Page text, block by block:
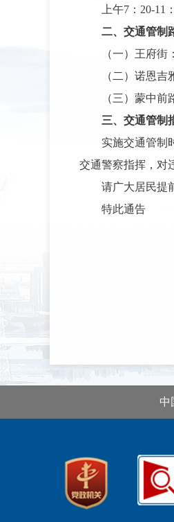
上午7：20-11
二、交通管制
（一）王府街
（二）诺恩吉
（三）蒙中前
三、交通管制
实施交通管制
交通警察指挥，对
请广大居民提
特此通告
中